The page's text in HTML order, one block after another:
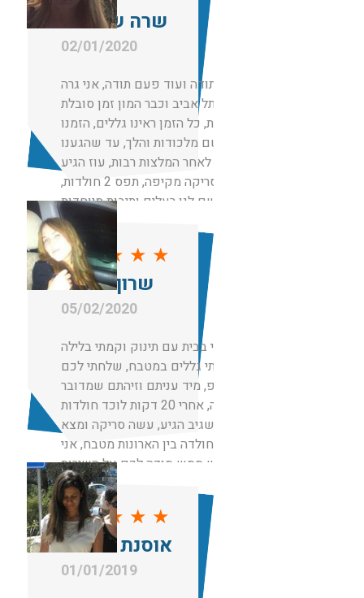
שרה שם טוב
02/01/2020
תודה תודה ועוד פעם תודה, אני גרה
בתל אביב וכבר המון זמן סובלת
מחולדות, כל הזמן ראינו גללים, הזמנו
מדביר שם מלכודות והלך, עד שהגענו
אליכם לאחר המלצות רבות, עוז הגיע
עשה סריקה מקיפה, תפס 2 חולדות,
שם לנו רעלים ותיבות מיוחדות
למכרסמים, בנוסף גם שם רעל בביוב.
שירות פשוט מקצועי אמליץ עליכם
לכל מי שאני מכירה
תודה
★★★ ★ ★
שרון סויסה
05/02/2020
הייתי בבית עם תינוק וקמתי בלילה
וראיתי גללים במטבח, שלחתי לכם
ווצאפ, מיד עניתם וזיהתם שמדובר
בחולדה, אחרי 20 דקות לוכד חולדות
בשם שגיב הגיע, עשה סריקה ומצא
את החולדה בין הארונות מטבח, אני
ממש ממש מודה לכם על השירות
והזמינות.
אנשים ישרים גם לא גבו מחיר מופרז
כמו אחרים שהציעו לי מחירים לא
הגיוניים
★★★ ★ ★
אוסנת רחמים
01/01/2019